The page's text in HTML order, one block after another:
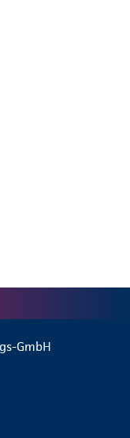
GmbH